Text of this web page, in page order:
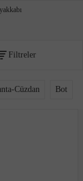
Filtreler
Cüzdan Bot